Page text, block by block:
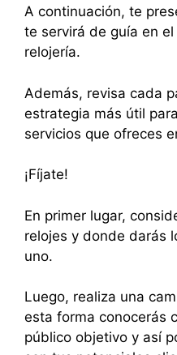
A continuación, te
te servirá de guía en
relojería.
Además, revisa cada
estrategia más útil
servicios que ofreces
¡Fíjate!
En primer lugar,
relojes y donde darás
uno.
Luego, realiza una
esta forma conocerás
público objetivo y así